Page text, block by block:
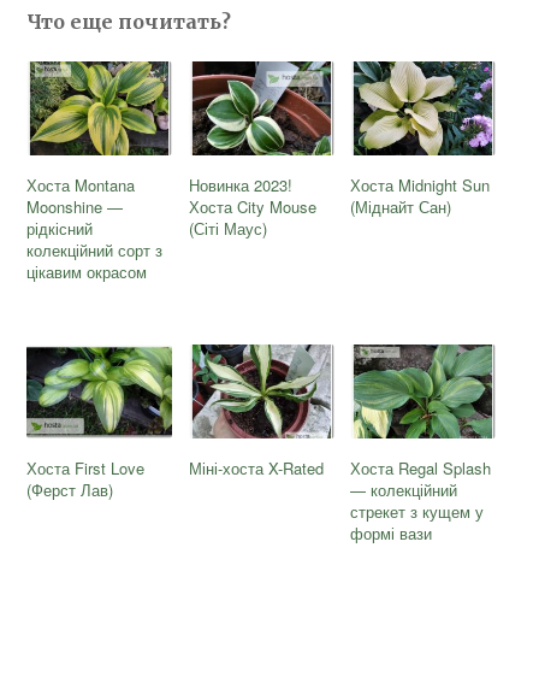
Что еще почитать?
Хоста Montana
Moonshine —
рідкісний
колекційний сорт з
цікавим окрасом
Новинка 2023!
Хоста City Mouse
(Сіті Маус)
Хоста Midnight Sun
(Міднайт Сан)
Хоста First Love
(Ферст Лав)
Міні-хоста X-Rated
Хоста Regal Splash
— колекційний
стрекет з кущем у
формі вази